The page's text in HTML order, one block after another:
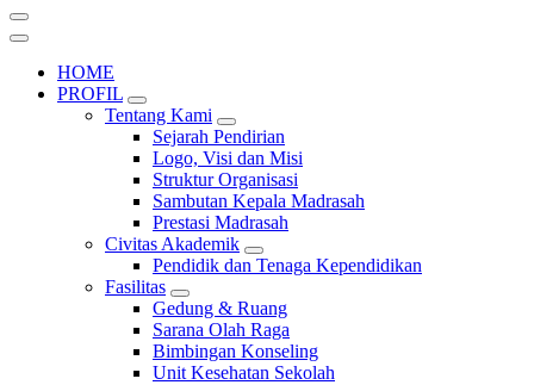
HOME
PROFIL
Tentang Kami
Sejarah Pendirian
Logo, Visi dan Misi
Struktur Organisasi
Sambutan Kepala Madrasah
Prestasi Madrasah
Civitas Akademik
Pendidik dan Tenaga Kependidikan
Fasilitas
Gedung & Ruang
Sarana Olah Raga
Bimbingan Konseling
Unit Kesehatan Sekolah